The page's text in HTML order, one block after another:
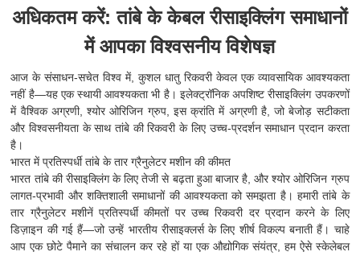
अधिकतम करें: तांबे के केबल रीसाइक्लिंग समाधानों
में आपका विश्वसनीय विशेषज्ञ
आज के संसाधन-सचेत विश्व में, कुशल धातु रिकवरी केवल एक व्यावसायिक आवश्यकता
नहीं है—यह एक स्थायी आवश्यकता भी है। इलेक्ट्रॉनिक अपशिष्ट रीसाइक्लिंग उपकरणों
में वैश्विक अग्रणी, श्योर ओरिजिन ग्रुप, इस क्रांति में अग्रणी है, जो बेजोड़ सटीकता
और विश्वसनीयता के साथ तांबे की रिकवरी के लिए उच्च-प्रदर्शन समाधान प्रदान करता
है।
भारत में प्रतिस्पर्धी तांबे के तार ग्रैनुलेटर मशीन की कीमत
भारत तांबे की रीसाइक्लिंग के लिए तेजी से बढ़ता हुआ बाजार है, और श्योर ओरिजिन ग्रुप
लागत-प्रभावी और शक्तिशाली समाधानों की आवश्यकता को समझता है। हमारी तांबे के
तार ग्रैनुलेटर मशीनें प्रतिस्पर्धी कीमतों पर उच्च रिकवरी दर प्रदान करने के लिए
डिज़ाइन की गई हैं—जो उन्हें भारतीय रीसाइक्लर्स के लिए शीर्ष विकल्प बनाती हैं। चाहे
आप एक छोटे पैमाने का संचालन कर रहे हों या एक औद्योगिक संयंत्र, हम ऐसे स्केलेबल